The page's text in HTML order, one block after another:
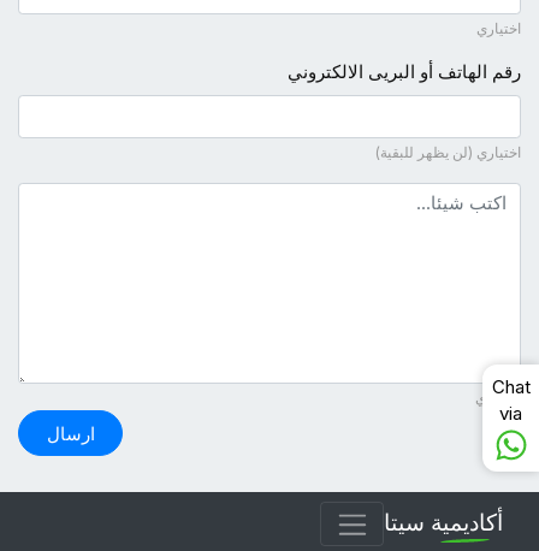
اختياري
رقم الهاتف أو البريى الالكتروني
اختياري (لن يظهر للبقية)
نص التعليق
ضروري
ارسال
أكاديمية سيتا
Chat
via